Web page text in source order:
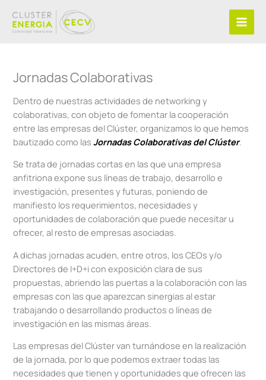
contenido
Jornadas Colaborativas
Dentro de nuestras actividades de networking y
colaborativas, con objeto de fomentar la cooperación
entre las empresas del Clúster, organizamos lo que hemos
bautizado como lasJornadas Colaborativas del Clúster.
Se trata de jornadas cortas en las que una empresa
anfitriona expone sus líneas de trabajo, desarrollo e
investigación, presentes y futuras, poniendo de
manifiesto los requerimientos, necesidades y
oportunidades de colaboración que puede necesitar u
ofrecer, al resto de empresas asociadas.
A dichas jornadas acuden, entre otros, los CEOs y/o
Directores de I+D+i con exposición clara de sus
propuestas, abriendo las puertas a la colaboración con las
empresas con las que aparezcan sinergias al estar
trabajando o desarrollando productos o líneas de
investigación en las mismas áreas.
Las empresas del Clúster van turnándose en la realización
de la jornada, por lo que podemos extraer todas las
necesidades que tienen y oportunidades que ofrecen las